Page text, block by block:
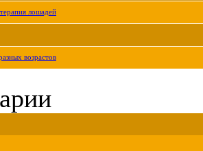
лошадей
возрастов